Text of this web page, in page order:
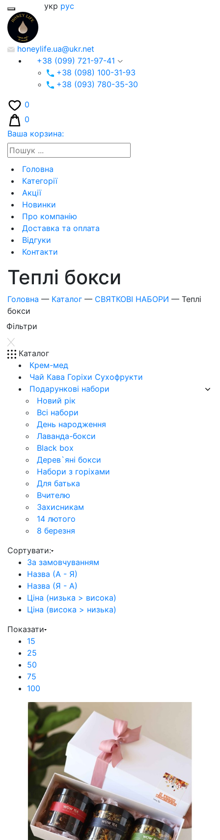
укр рус
honeylife.ua@ukr.net
+38 (099) 721-97-41
+38 (098) 100-31-93
+38 (093) 780-35-30
0
0
Ваша корзина:
Головна
Категорії
Акції
Новинки
Про компанію
Доставка та оплата
Відгуки
Контакти
Теплі бокси
Головна — Каталог — СВЯТКОВІ НАБОРИ — Теплі
бокси
Фiльтри
Каталог
Крем-мед
Чай Кава Горіхи Сухофрукти
Подарункові набори
Новий рік
Всі набори
День народження
Лаванда-бокси
Black box
Дерев`‎яні бокси
Набори з горіхами
Для батька
Вчителю
Захисникам
14 лютого
8 березня
Сортувати:
За замовчуванням
Назва (А - Я)
Назва (Я - А)
Ціна (низька > висока)
Ціна (висока > низька)
Показати
15
25
50
75
100